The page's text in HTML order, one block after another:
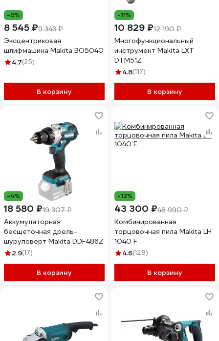
-9%
8 545 ₽9 343 ₽
Эксцентриковая
шлифмашина Makita BO5040
4.7(25)
В корзину
-11%
10 829 ₽12 190 ₽
Многофункциональный
инструмент Makita LXT
DTM51Z
4.8(117)
В корзину
-4%
18 580 ₽19 307 ₽
Аккумуляторная
бесщеточная дрель-
шуруповерт Makita DDF486Z
2.9(17)
В корзину
-12%
43 300 ₽48 990 ₽
Комбинированная
торцовочная пила Makita LH
1040 F
4.6(128)
В корзину